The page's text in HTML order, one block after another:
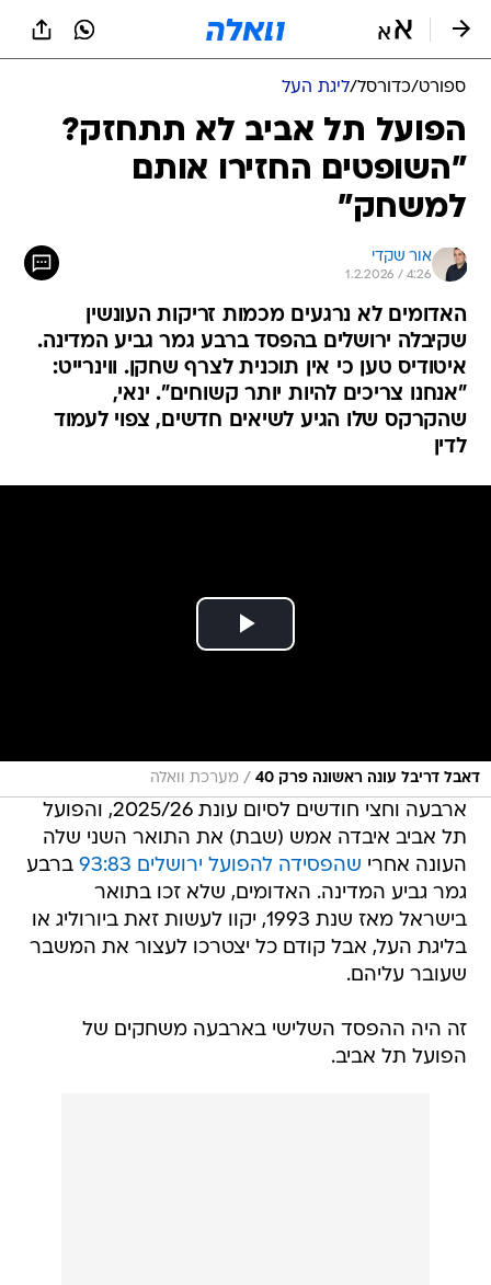
ספורט/כדורסל/ליגת העל
הפועל תל אביב לא תתחזק?
"השופטים החזירו אותם
למשחק"
אור שקדי
1.2.2026 / 4:26
האדומים לא נרגעים מכמות זריקות העונשין
שקיבלה ירושלים בהפסד ברבע גמר גביע המדינה.
איטודיס טען כי אין תוכנית לצרף שחקן. ווינרייט:
"אנחנו צריכים להיות יותר קשוחים". ינאי,
שהקרקס שלו הגיע לשיאים חדשים, צפוי לעמוד
לדין
דאבל דריבל עונה ראשונה פרק 40 / מערכת וואלה
ארבעה וחצי חודשים לסיום עונת 2025/26, והפועל
תל אביב איבדה אמש (שבת) את התואר השני שלה
העונה אחרי שהפסידה להפועל ירושלים 93:83
ברבע
גמר גביע המדינה. האדומים, שלא זכו בתואר
בישראל מאז שנת 1993, יקוו לעשות זאת ביורוליג או
בליגת העל, אבל קודם כל יצטרכו לעצור את המשבר
שעובר עליהם.
זה היה ההפסד השלישי בארבעה משחקים של
הפועל תל אביב.